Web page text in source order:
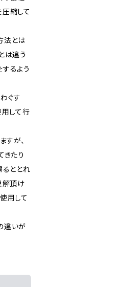
縮して
法とは
は違う
るよう
ぐす
用して行
すが、
きたり
るととれ
解頂け
用して
違いが